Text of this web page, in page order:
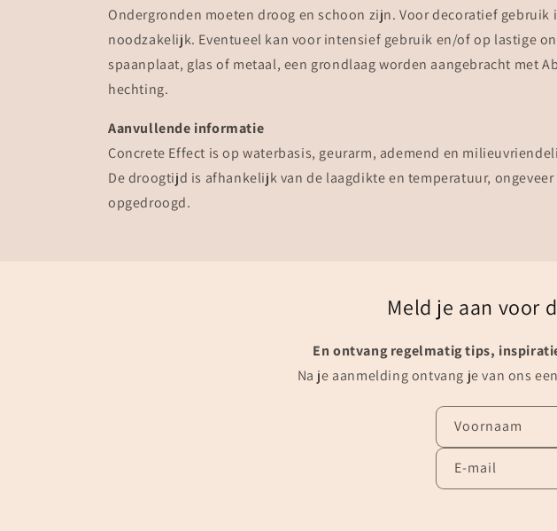
Ondergronden moeten droog en schoon zijn. Voor decoratief
noodzakelijk. Eventueel kan voor intensief gebruik en/of op lastige
spaanplaat, glas of metaal, een grondlaag worden aangebracht met
hechting.
Aanvullende informatie
Concrete Effect is op waterbasis, geurarm, ademend en
De droogtijd is afhankelijk van de laagdikte en temperatuur,
opgedroogd.
Meld je aan voor
En ontvang regelmatig tips,
Na je aanmelding ontvang je van ons
Voornaam
E‑mail